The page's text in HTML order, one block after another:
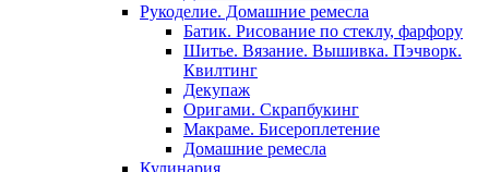
Рукоделие. Домашние ремесла
Батик. Рисование по стеклу, фарфору
Шитье. Вязание. Вышивка. Пэчворк.
Квилтинг
Декупаж
Оригами. Скрапбукинг
Макраме. Бисероплетение
Домашние ремесла
Кулинария